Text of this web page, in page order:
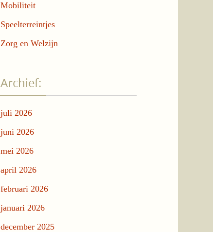
Mobiliteit
Speelterreintjes
Zorg en Welzijn
Archief:
juli 2026
juni 2026
mei 2026
april 2026
februari 2026
januari 2026
december 2025